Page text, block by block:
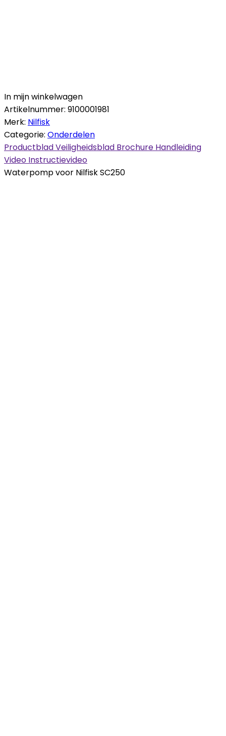
In mijn winkelwagen
Artikelnummer: 9100001981
Merk: Nilfisk
Categorie: Onderdelen
ProductbladVeiligheidsblad Brochure Handleiding
Video Instructievideo
Waterpomp voor Nilfisk SC250